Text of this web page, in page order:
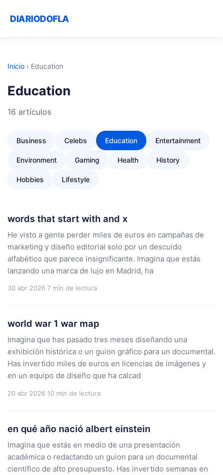
DIARIODOFLA
Inicio › Education
Education
16 artículos
Business Celebs Education Entertainment
Environment Gaming Health History
Hobbies Lifestyle
words that start with and x
He visto a gente perder miles de euros en campañas de
marketing y diseño editorial solo por un descuido
alfabético que parece insignificante. Imagina que estás
lanzando una marca de lujo en Madrid, ha
30 abr 2026 7 min de lectura
world war 1 war map
Imagina que has pasado tres meses diseñando una
exhibición histórica o un guion gráfico para un documental.
Has invertido miles de euros en licencias de imágenes y
en un equipo de diseño que ha calcad
20 abr 2026 10 min de lectura
en qué año nació albert einstein
Imagina que estás en medio de una presentación
académica o redactando un guion para un documental
científico de alto presupuesto. Has invertido semanas en